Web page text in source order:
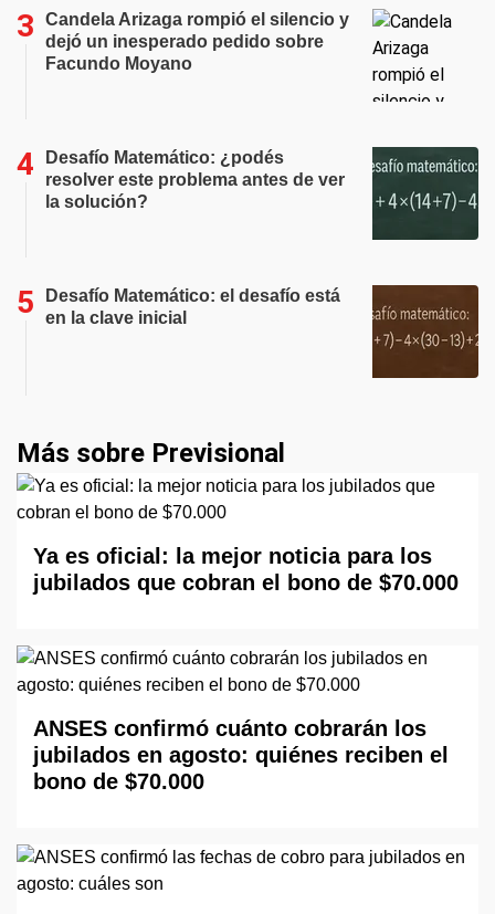
Candela Arizaga rompió el silencio y
dejó un inesperado pedido sobre
Facundo Moyano
Desafío Matemático: ¿podés
resolver este problema antes de ver
la solución?
Desafío Matemático: el desafío está
en la clave inicial
Más sobre Previsional
Ya es oficial: la mejor noticia para los
jubilados que cobran el bono de $70.000
ANSES confirmó cuánto cobrarán los
jubilados en agosto: quiénes reciben el
bono de $70.000